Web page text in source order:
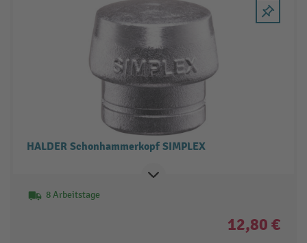
HALDER Schonhammerkopf SIMPLEX
8 Arbeitstage
12,80 €